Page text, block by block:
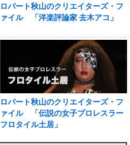
ロバート秋山のクリエイターズ・フ
ァイル 「洋楽評論家 去木アコ」
ロバート秋山のクリエイターズ・フ
ァイル 「伝説の女子プロレスラー
フロタイル土居」